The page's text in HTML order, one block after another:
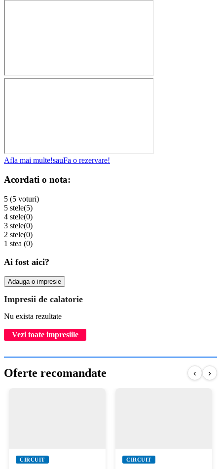
Afla mai multe!sauFa o rezervare!
Acordati o nota:
5 (5 voturi)
5 stele(5)
4 stele(0)
3 stele(0)
2 stele(0)
1 stea (0)
Ai fost aici?
Adauga o impresie
Impresii de calatorie
Nu exista rezultate
Vezi toate impresiile
Oferte recomandate ‹ ›
CIRCUIT CIRCUIT